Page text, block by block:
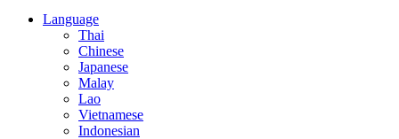
Language
Thai
Chinese
Japanese
Malay
Lao
Vietnamese
Indonesian